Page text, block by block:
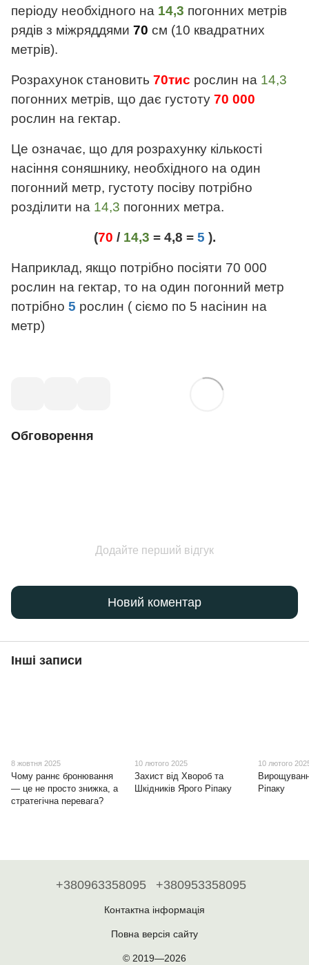
періоду необхідного на 14,3 погонних метрів
рядів з міжряддями 70 см (10 квадратних
метрів).
Розрахунок становить 70тис рослин на 14,3
погонних метрів, що дає густоту 70 000
рослин на гектар.
Це означає, що для розрахунку кількості
насіння соняшнику, необхідного на один
погонний метр, густоту посіву потрібно
розділити на 14,3 погонних метра.
(70 / 14,3 = 4,8 = 5 ).
Наприклад, якщо потрібно посіяти 70 000
рослин на гектар, то на один погонний метр
потрібно 5 рослин ( сіємо по 5 насінин на
метр)
Обговорення
Додайте перший відгук
Новий коментар
Інші записи
8 жовтня 2025
Чому раннє бронювання
— це не просто знижка, а
стратегічна перевага?
10 лютого 2025
Захист від Хвороб та
Шкідників Ярого Ріпаку
10 лютого
Ріпаку
+380963358095 +380953358095
Контактна інформація
Повна версія сайту
© 2019—2026